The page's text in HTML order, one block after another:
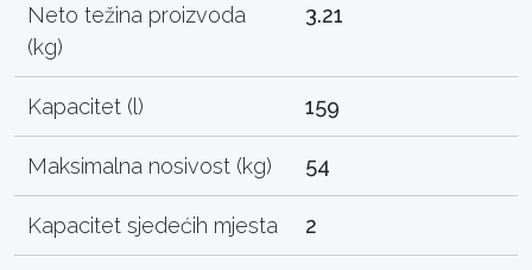
Neto težina proizvoda
(kg)
3.21
Kapacitet (l) 159
Maksimalna nosivost (kg) 54
Kapacitet sjedećih mjesta 2